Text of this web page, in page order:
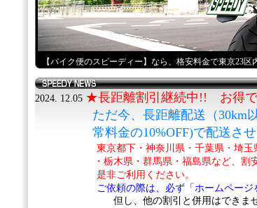
【バイク便のスピーディー】なら、格安料金で東京23区
2024. 12.05 ★長距離割引継続中!! お得
ただ今、長距離配送（30km以
常料金の10%OFF)で配送させて
東京都下・神奈川県・千葉県・埼玉県・
・栃木県・群馬県・福島県など、割安な
是非ご利用ください。
ご依頼の際は、必ず「ホームページ
但し、他の割引と併用はできませ